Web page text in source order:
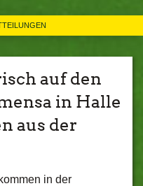
auf den
in Halle
aus der
in der